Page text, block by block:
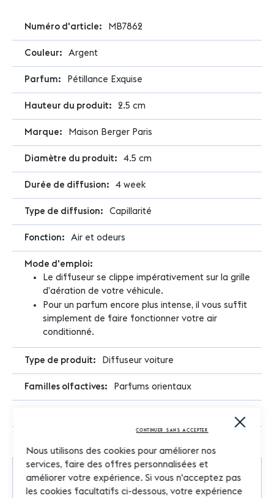
Close
Nous utilisons des cookies pour améliorer nos
services, faire des offres personnalisées et
améliorer votre expérience. Si vous n'acceptez pas
les cookies facultatifs ci-dessous, votre expérience
CONTINUER SANS ACCEPTER
MB7862
Argent
Pétillance Exquise
2.5 cm
Maison Berger Paris
4.5 cm
4 week
Capillarité
Air et odeurs
Le diffuseur se clippe impérativement sur la grille
d’aération de votre véhicule.
Pour un parfum encore plus intense, il vous suffit
simplement de faire fonctionner votre air
conditionné.
Diffuseur voiture
Parfums orientaux
Parfum